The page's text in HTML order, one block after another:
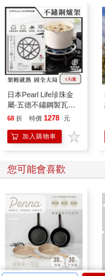
3. 加入橙皮屑、香料與鹽，
拌均勻。加入剩下的麵粉與泡
入胡桃（或核桃）碎粒。
4. 將麵糊均分成兩份，分別倒
力震盪幾下，敲出麵糊中的氣
5. 放入預熱好的烤箱中層，烘
測試烘烤程度，若取出竹籤後
完成。
6. 蛋糕須完全放涼後才能組裝
飾前一小時事先放入冰箱中冷
7. 將三分之一的腰果優格糊抹
絞擠在蛋糕上。放上第二個蛋
蛋糕頂部。以全粒或碎粒的開
裝飾。組裝完成後若沒有要立
日本Pearl Life珍珠金
屬-五德不鏽鋼製瓦斯
爐架1入/盒HC-780銀
輔助支架/露營野炊卡
式爐防滑鍋架/廚房爐
68 折 特價 1278 元
加入購物車
您可能會喜歡